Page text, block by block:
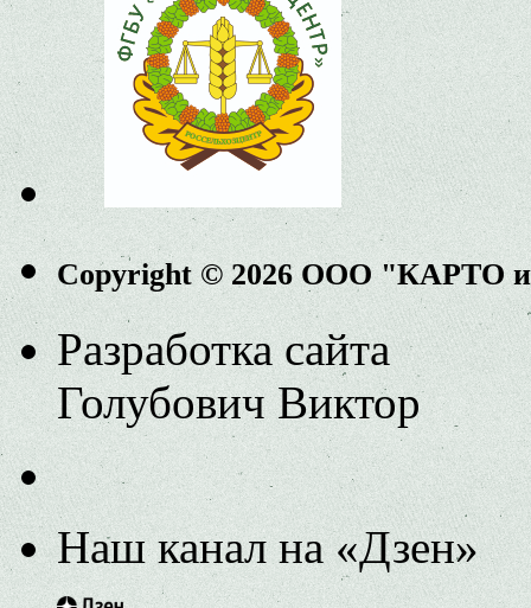
Copyright © 2026 ООО "КАРТО
Разработка сайта
Голубович Виктор
Наш канал на «Дзен»